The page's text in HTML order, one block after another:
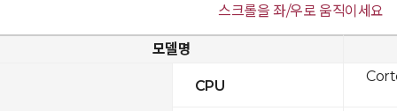
스크롤을 좌/우로 움직이세요
모델명
CPU